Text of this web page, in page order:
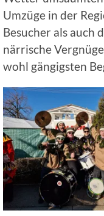
Umzüge in der
Besucher als auch
närrische
wohl gängigsten